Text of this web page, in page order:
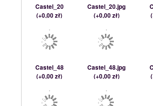
Castel_20
(+0,00 zł)
Castel_20.jpg
(+0,00 zł)
(
Castel_48
(+0,00 zł)
Castel_48.jpg
(+0,00 zł)
(